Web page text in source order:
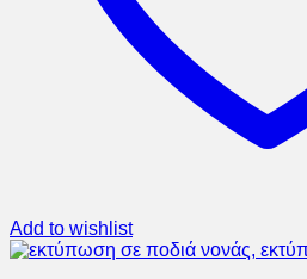
Add to wishlist